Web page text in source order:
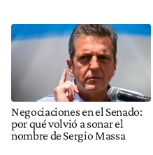
Negociaciones en el Senado:
por qué volvió a sonar el
nombre de Sergio Massa